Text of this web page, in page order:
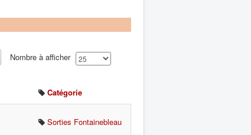
Nombre à afficher
Catégorie
Sorties Fontainebleau